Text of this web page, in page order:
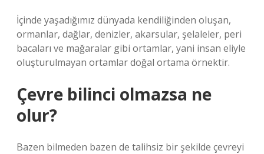
İçinde yaşadığımız dünyada kendiliğinden oluşan,
ormanlar, dağlar, denizler, akarsular, şelaleler, peri
bacaları ve mağaralar gibi ortamlar, yani insan eliyle
oluşturulmayan ortamlar doğal ortama örnektir.
Çevre bilinci olmazsa ne
olur?
Bazen bilmeden bazen de talihsiz bir şekilde çevreyi